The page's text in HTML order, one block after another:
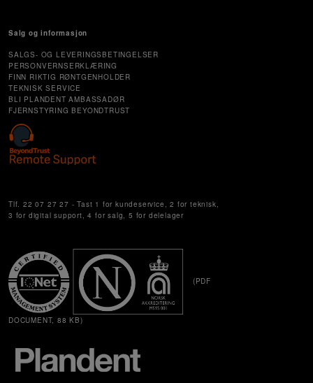
Salg og informasjon
SALGS- OG LEVERINGSBETINGELSER
PERSONVERNSERKLÆRING
FINN RIKTIG RØNTGENHOLDER
TEKNISK SERVICE
BLI PLANDENT AMBASSADØR
FJERNSTYRING BEYONDTRUST
Tlf. 22 07 27 27 - Tast 1 for kundeservice, 2 for teknisk,
3 for digital support, 4 for salg, 5 for delelager
(PDF
DOCUMENT, 88 KB)